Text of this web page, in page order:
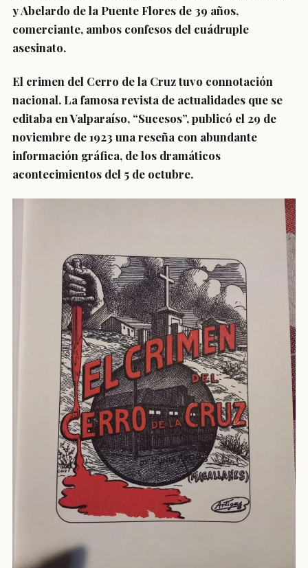
y Abelardo de la Puente Flores de 39 años,
comerciante, ambos confesos del cuádruple
asesinato.
El crimen del Cerro de la Cruz tuvo connotación
nacional. La famosa revista de actualidades que se
editaba en Valparaíso, “Sucesos”, publicó el 29 de
noviembre de 1923 una reseña con abundante
información gráfica, de los dramáticos
acontecimientos del 5 de octubre.